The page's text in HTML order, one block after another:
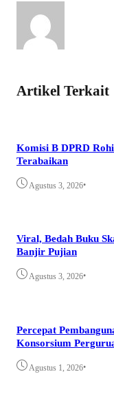
Artikel Terkait
Komisi B DPRD
Terabaikan
Agustus 3, 2026•
Viral, Bedah Buku
Banjir Pujian
Agustus 3, 2026•
Percepat
Konsorsium
Agustus 1, 2026•